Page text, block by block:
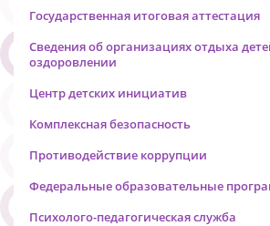
Государственная итоговая аттестация
Сведения об организациях отдыха
оздоровлении
Центр детских инициатив
Комплексная безопасность
Противодействие коррупции
Федеральные образовательные
Психолого-педагогическая служба